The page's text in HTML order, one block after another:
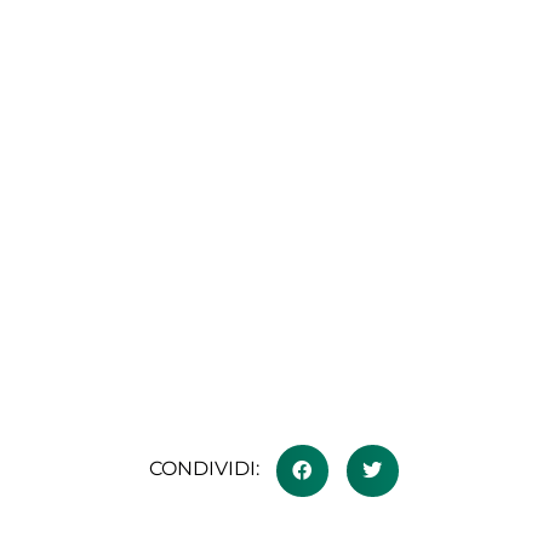
CONDIVIDI: